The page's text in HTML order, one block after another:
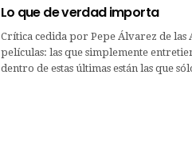
Lo que de verdad importa
Crítica cedida por Pepe Álvarez de las
películas: las que simplemente
dentro de estas últimas están las que